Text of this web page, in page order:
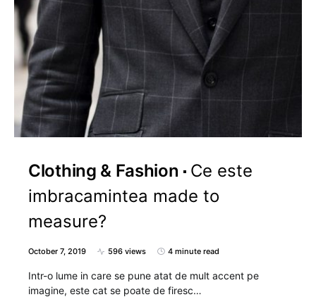
Clothing & Fashion
Ce este
imbracamintea made to
measure?
October 7, 2019 596 views 4 minute read
Intr-o lume in care se pune atat de mult accent pe
imagine, este cat se poate de firesc…